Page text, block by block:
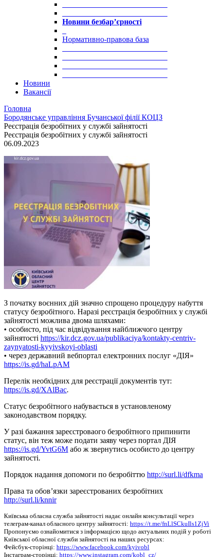
Новини безбар’єрності
Нормативно-правова база
Новини
Вакансії
Головна
Бородянське управління Бучанської філії КОЦЗ
Реєстрація безробітних у службі зайнятості
Реєстрація безробітних у службі зайнятості
06.09.2023
З початку воєнних дій значно спрощено процедуру набуття
статусу безробітного. Наразі реєстрація безробітних у службі
зайнятості можлива двома шляхами:
• особисто, під час відвідування найближчого центру
зайнятості https://kir.dcz.gov.ua/publikaciya/kontakty-centriv-
zaynyatosti-kyyivskoyi-oblasti
• через державний вебпортал електронних послуг «ДІЯ»
https://is.gd/haLpAM
Перелік необхідних для реєстрації документів тут:
https://is.gd/XAlBac.
Статус безробітного набувається в установленому
законодавством порядку.
У разі бажання зареєстроваого безробітного припинити
статус, він теж може подати заяву через портал ДІЯ
https://is.gd/YvtG6M або ж звернутись особисто до центру
зайнятості.
Порядок надання допомоги по безробіттю http://surl.li/dfkma
Права та обов’язки зареєстрованих безробітних
http://surl.li/knnir
Київська обласна служба зайнятості надає онлайн консультації через
телеграм-канал обласного центру зайнятості: https://t.me/fnLlSCkuIls1ZjVi
Пропонуємо ознайомитися з інформацією щодо актуальних подій у роботі
Київської обласної служби зайнятості на наших ресурсах:
Фейсбук-сторінці: https://www.facebook.com/kyivobl
Інстаграм-сторінці: https://www.instagram.com/kobl_cz/